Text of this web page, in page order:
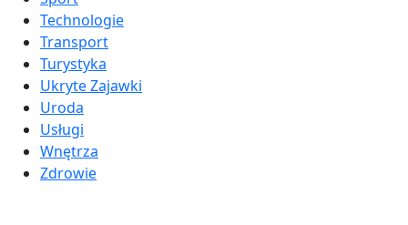
Technologie
Transport
Turystyka
Ukryte Zajawki
Uroda
Usługi
Wnętrza
Zdrowie